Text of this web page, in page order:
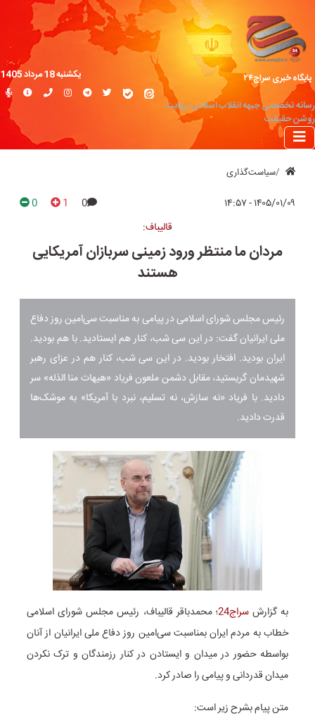
پایگاه خبری سراج۲۴
رسانه تخصصی جبهه انقلاب اسلامی؛ روایت
روشن حقیقت
یکشنبه 18 مرداد 1405
سیاست‌گذاری
۱۴۰۵/۰۱/۰۹ - ۱۴:۵۷ 0
1
0
قالیباف:
مردان ما منتظر ورود زمینی سربازان آمریکایی
هستند
رئیس مجلس شورای اسلامی در پیامی به مناسبت سی‌امین روز دفاع
ملی ایرانیان گفت: در این سی شب، کنار هم ایستادید. با هم بودید.
ایران بودید. افتخار بودید. در این سی شب، کنار هم در عزای رهبر
شهیدمان گریستید، مقابل دشمن ملعون فریاد «هیهات منا الذله» سر
دادید. با فریاد «نه سازش، نه تسلیم، نبرد با آمریکا» به موشک‌ها
قدرت دادید.
به گزارشسراج24
؛ محمدباقر قالیباف، رئیس مجلس شورای اسلامی
خطاب به مردم ایران بمناسبت سی‌امین روز دفاع ملی ایرانیان از آنان
بواسطه حضور در میدان و ایستادن در کنار رزمندگان و ترک نکردن
میدان قدردانی و پیامی را صادر کرد.
متن پیام بشرح زیر است: